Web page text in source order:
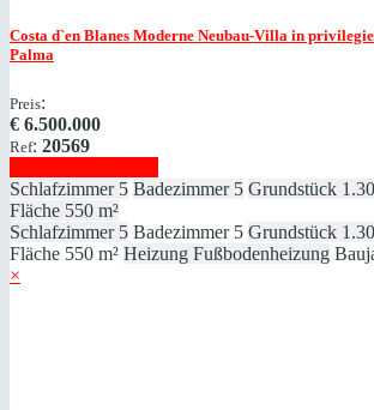
Costa d`en Blanes Moderne Neubau-Villa in
Palma
Preis:
€ 6.500.000
Ref: 20569
Schlafzimmer 5 Badezimmer 5 Grundstück
Fläche 550 m²
Schlafzimmer 5 Badezimmer 5 Grundstück
Fläche 550 m² Heizung Fußbodenheizung
×